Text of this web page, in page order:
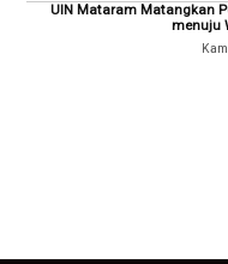
UIN Mataram Matangkan
menuju